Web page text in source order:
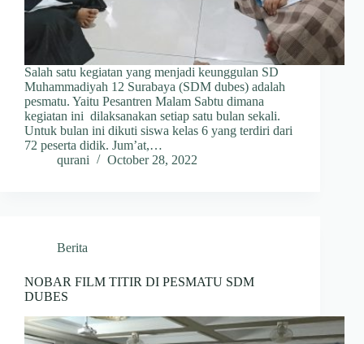
Salah satu kegiatan yang menjadi keunggulan SD
Muhammadiyah 12 Surabaya (SDM dubes) adalah
pesmatu. Yaitu Pesantren Malam Sabtu dimana
kegiatan ini dilaksanakan setiap satu bulan sekali.
Untuk bulan ini dikuti siswa kelas 6 yang terdiri dari
72 peserta didik. Jum’at,…
qurani
October 28, 2022
Berita
NOBAR FILM TITIR DI PESMATU SDM
DUBES